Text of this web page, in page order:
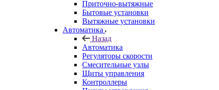
Приточно-вытяжные
Бытовые установки
Вытяжные установки
Автоматика
Назад
Автоматика
Регуляторы скорости
Смесительные узлы
Щиты управления
Контроллеры